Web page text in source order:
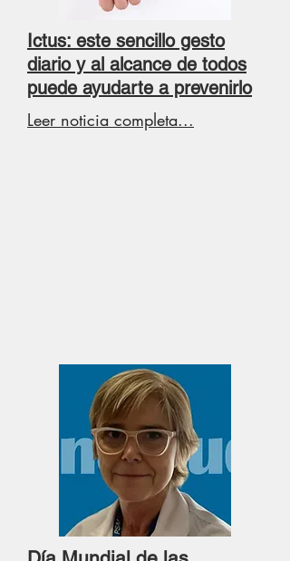
Ictus: este sencillo gesto
diario y al alcance de todos
puede ayudarte a prevenirlo
Leer noticia completa...